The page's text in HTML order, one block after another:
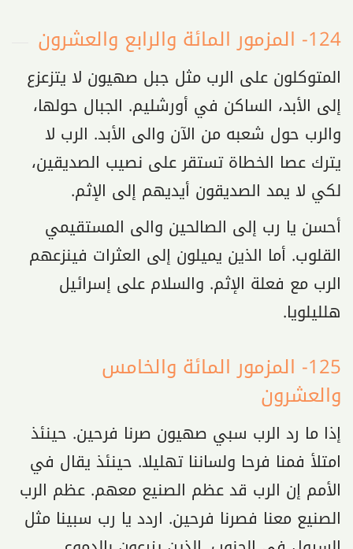
124- المزمور المائة والرابع والعشرون
المتوكلون على الرب مثل جبل صهيون لا يتزعزع
إلى الأبد، الساكن في أورشليم. الجبال حولها،
والرب حول شعبه من الآن والى الأبد. الرب لا
يترك عصا الخطاة تستقر على نصيب الصديقين،
لكي لا يمد الصديقون أيديهم إلى الإثم.
أحسن يا رب إلى الصالحين والى المستقيمي
القلوب. أما الذين يميلون إلى العثرات فينزعهم
الرب مع فعلة الإثم. والسلام على إسرائيل
هلليلويا.
125- المزمور المائة والخامس
والعشرون
إذا ما رد الرب سبي صهيون صرنا فرحين. حينئذ
امتلأ فمنا فرحا ولساننا تهليلا. حينئذ يقال في
الأمم إن الرب قد عظم الصنيع معهم. عظم الرب
الصنيع معنا فصرنا فرحين. اردد يا رب سبينا مثل